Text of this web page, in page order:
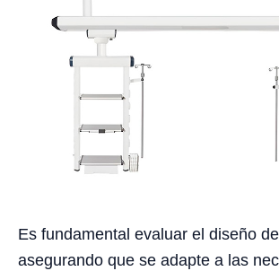
Es fundamental evaluar el diseño
asegurando que se adapte a las